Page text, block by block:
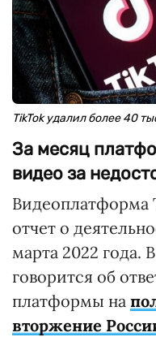
TikTok удалил более 40
За месяц
видео за
Видеоплатформа
отчет о
марта 2022 года.
говорится об
платформы на
вторжение